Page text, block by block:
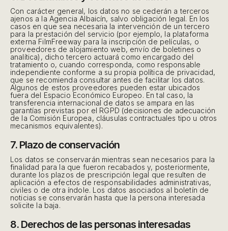
Con carácter general, los datos no se cederán a terceros
ajenos a la Agencia Albaicín, salvo obligación legal. En los
casos en que sea necesaria la intervención de un tercero
para la prestación del servicio (por ejemplo, la plataforma
externa FilmFreeway para la inscripción de películas, o
proveedores de alojamiento web, envío de boletines o
analítica), dicho tercero actuará como encargado del
tratamiento o, cuando corresponda, como responsable
independiente conforme a su propia política de privacidad,
que se recomienda consultar antes de facilitar los datos.
Algunos de estos proveedores pueden estar ubicados
fuera del Espacio Económico Europeo. En tal caso, la
transferencia internacional de datos se ampara en las
garantías previstas por el RGPD (decisiones de adecuación
de la Comisión Europea, cláusulas contractuales tipo u otros
mecanismos equivalentes).
7. Plazo de conservación
Los datos se conservarán mientras sean necesarios para la
finalidad para la que fueron recabados y, posteriormente,
durante los plazos de prescripción legal que resulten de
aplicación a efectos de responsabilidades administrativas,
civiles o de otra índole. Los datos asociados al boletín de
noticias se conservarán hasta que la persona interesada
solicite la baja.
8. Derechos de las personas interesadas